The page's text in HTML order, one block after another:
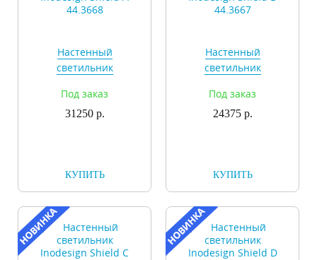
Настенный
светильник
44.3668
Под заказ
31250 р.
КУПИТЬ
Настенный
светильник
44.3667
Под заказ
24375 р.
КУПИТЬ